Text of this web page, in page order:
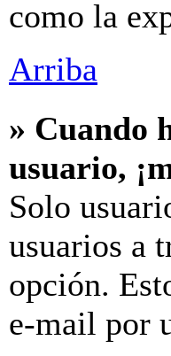
como la
Arriba
» Cuando
usuario,
Solo
usuarios a
opción.
e-mail por